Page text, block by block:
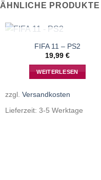
ÄHNLICHE PRODUKTE
NICHT VORRÄTIG
FIFA 11 – PS2
19,99 €
WEITERLESEN
zzgl. Versandkosten
Lieferzeit: 3-5 Werktage